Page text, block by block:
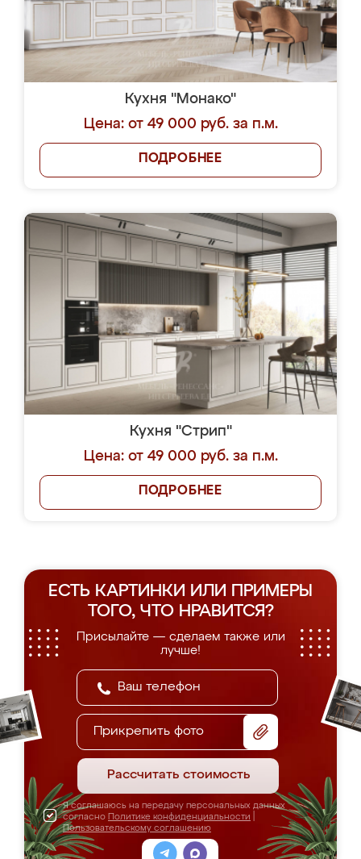
Кухня "Монако"
Цена: от 49 000 руб. за п.м.
ПОДРОБНЕЕ
Кухня "Стрип"
Цена: от 49 000 руб. за п.м.
ПОДРОБНЕЕ
ЕСТЬ КАРТИНКИ ИЛИ ПРИМЕРЫ
ТОГО, ЧТО НРАВИТСЯ?
Присылайте — сделаем также или
лучше!
Прикрепить фото
Рассчитать стоимость
Я соглашаюсь на передачу персональных данных
согласно Политике конфиденциальности
Пользовательскому соглашению